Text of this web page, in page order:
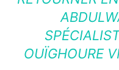
OUÏGHOURE